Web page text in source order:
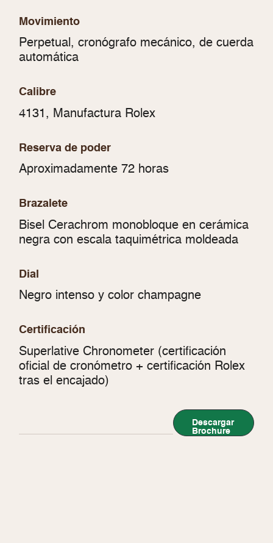
Movimiento
Perpetual, cronógrafo mecánico, de cuerda
automática
Calibre
4131, Manufactura Rolex
Reserva de poder
Aproximadamente 72 horas
Brazalete
Bisel Cerachrom monobloque en cerámica
negra con escala taquimétrica moldeada
Dial
Negro intenso y color champagne
Certificación
Superlative Chronometer (certificación
oficial de cronómetro + certificación Rolex
tras el encajado)
Descargar
Brochure